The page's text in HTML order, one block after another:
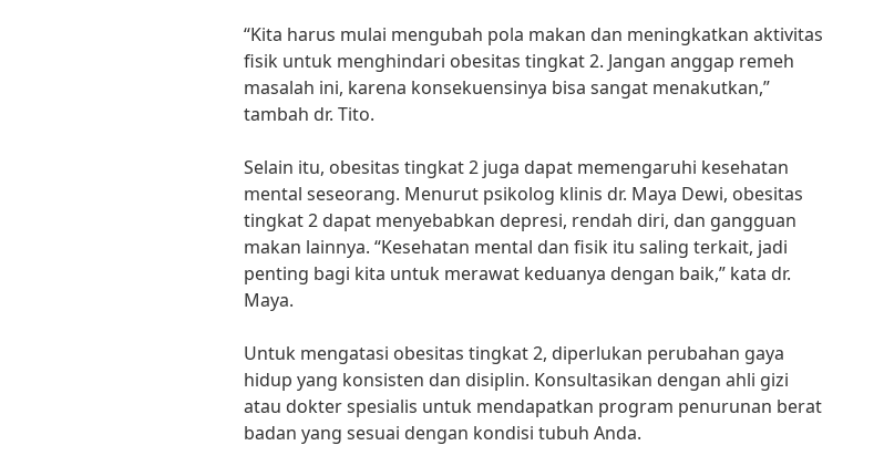
“Kita harus mulai mengubah pola makan dan meningkatkan aktivitas
fisik untuk menghindari obesitas tingkat 2. Jangan anggap remeh
masalah ini, karena konsekuensinya bisa sangat menakutkan,”
tambah dr. Tito.
Selain itu, obesitas tingkat 2 juga dapat memengaruhi kesehatan
mental seseorang. Menurut psikolog klinis dr. Maya Dewi, obesitas
tingkat 2 dapat menyebabkan depresi, rendah diri, dan gangguan
makan lainnya. “Kesehatan mental dan fisik itu saling terkait, jadi
penting bagi kita untuk merawat keduanya dengan baik,” kata dr.
Maya.
Untuk mengatasi obesitas tingkat 2, diperlukan perubahan gaya
hidup yang konsisten dan disiplin. Konsultasikan dengan ahli gizi
atau dokter spesialis untuk mendapatkan program penurunan berat
badan yang sesuai dengan kondisi tubuh Anda.